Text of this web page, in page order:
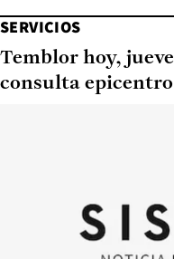
SERVICIOS
Temblor hoy,
consulta